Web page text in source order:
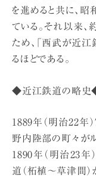
を進めると共に、昭
ている。それ以来、
ため、「西武が近
るほどである。
◆近江鉄道の略
1889年（明治22年
野内陸部の町々が
1890年（明治23
道（柘植〜草津間）